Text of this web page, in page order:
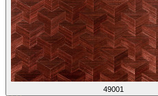
49001